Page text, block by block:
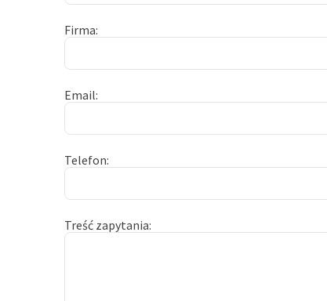
Firma
Email
Telefon
Treść zapytania